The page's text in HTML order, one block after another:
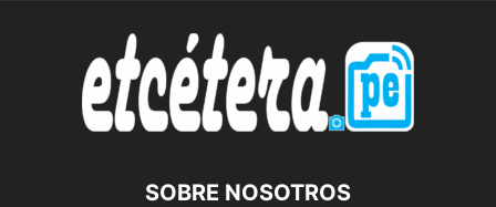
SOBRE NOSOTROS